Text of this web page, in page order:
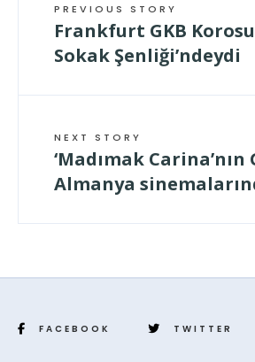
PREVIOUS STORY
Frankfurt GKB
Sokak Şenliği’ndeydi
NEXT STORY
‘Madımak Carina’nın
Almanya
FACEBOOK TWITTER